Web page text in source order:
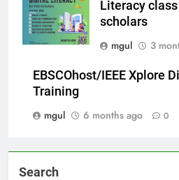
Literacy
scholars
mgul
3
EBSCOhost/IEEE Xplore
Training
mgul
6 months ago 0
Search